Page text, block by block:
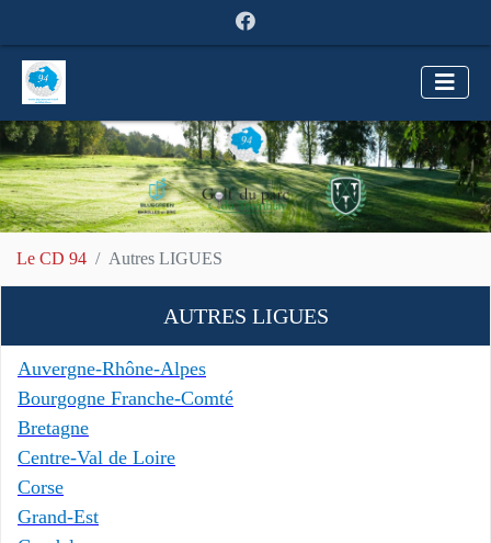
Le CD 94 Autres LIGUES
AUTRES LIGUES
Auvergne-Rhône-Alpes
Bourgogne Franche-Comté
Bretagne
Centre-Val de Loire
Corse
Grand-Est